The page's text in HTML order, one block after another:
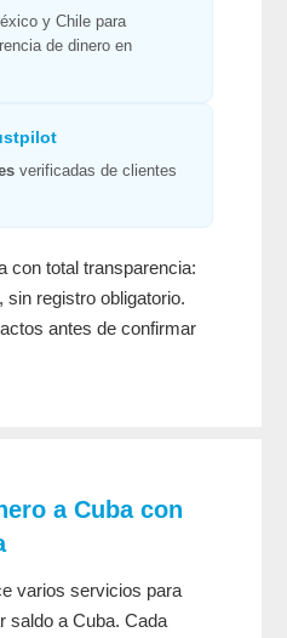
y Chile para
de dinero en
verificadas de clientes
con total transparencia:
registro obligatorio.
antes de confirmar
a Cubacon
varios servicios para
saldo a Cuba. Cada